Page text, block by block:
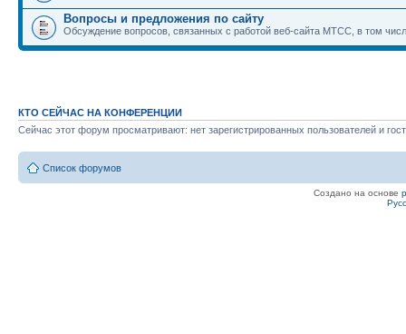
Вопросы и предложения по сайту
Обсуждение вопросов, связанных с работой веб-сайта МТСС, в том
КТО СЕЙЧАС НА КОНФЕРЕНЦИИ
Сейчас этот форум просматривают: нет зарегистрированных пользователей и
Список форумов
Создано на основе